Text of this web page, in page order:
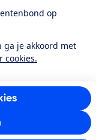
op
ga je akkoord met
cookies.
LinkedIn
met gemiddeld